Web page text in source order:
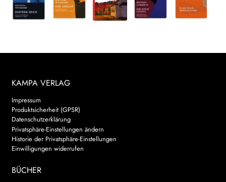
KAMPA VERLAG
Impressum
Produktsicherheit (GPSR)
Datenschutzerklärung
Privatsphäre-Einstellungen ändern
Historie der Privatsphäre-Einstellungen
Einwilligungen widerrufen
BÜCHER